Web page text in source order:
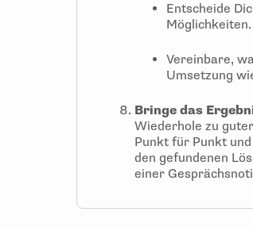
Entscheide
Möglichkeiten.
Vereinbare,
Umsetzung
Bringe das
Wiederhole zu
Punkt für Punkt
den gefundenen
einer